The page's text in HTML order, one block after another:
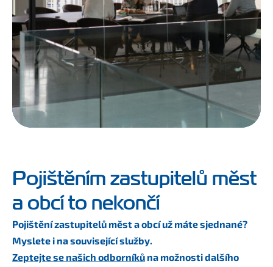
Pojištěním zastupitelů měst
a obcí to nekončí
Pojištění zastupitelů měst a obcí už máte sjednané?
Myslete i na související služby.
Zeptejte se našich odborníků na možnosti dalšího